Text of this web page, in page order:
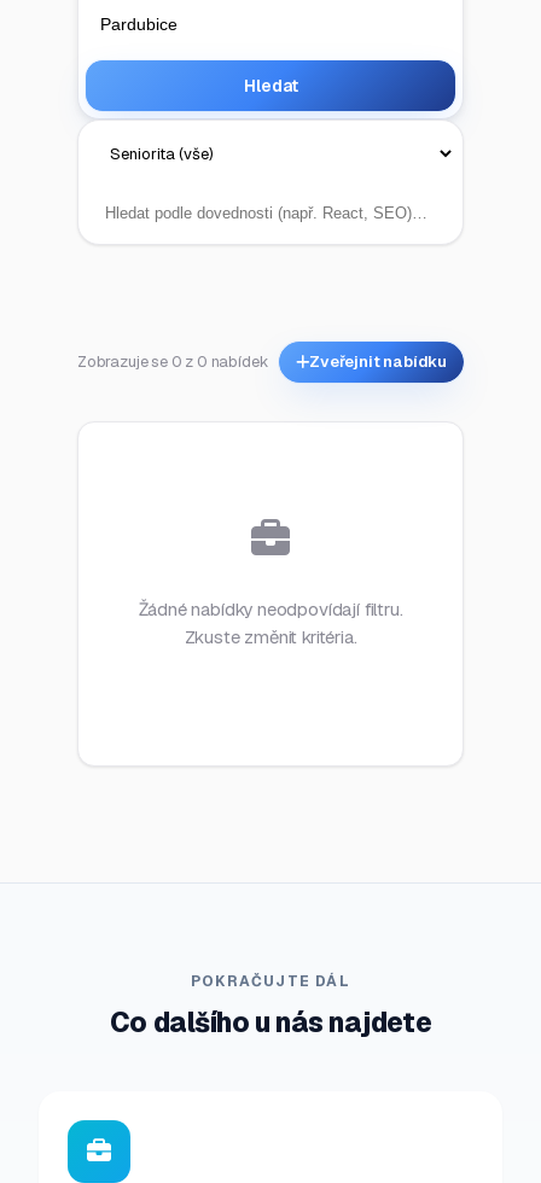
Hledat
Zobrazuje se 0 z 0 nabídek Zveřejnit nabídku
Žádné nabídky neodpovídají filtru.
Zkuste změnit kritéria.
POKRAČUJTE DÁL
Co dalšího u nás najdete